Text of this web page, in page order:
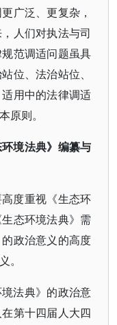
广泛、更复杂，
人们对执法与司
范调适问题虽具
位、法治站位、
用中的法律调适
原则。
环境法典》编纂与
度重视《生态环
态环境法典》需
政治意义的高度
。
法典》的政治意
第十四届人大四